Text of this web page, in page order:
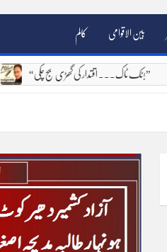
بین الاقوامی کالم
“ٹک ٹاک۔۔۔ اقتدار کی گھڑی بج چکی!”